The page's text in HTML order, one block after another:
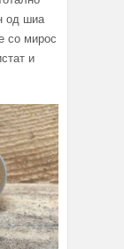
од шиа
со мирос
и